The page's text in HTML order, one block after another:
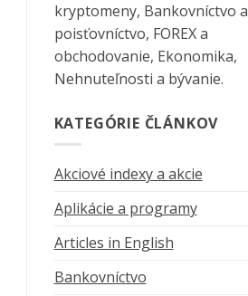
kryptomeny, Bankovníctvo a
poisťovníctvo, FOREX a
obchodovanie, Ekonomika,
Nehnuteľnosti a bývanie.
KATEGÓRIE ČLÁNKOV
Akciové indexy a akcie
Aplikácie a programy
Articles in English
Bankovníctvo